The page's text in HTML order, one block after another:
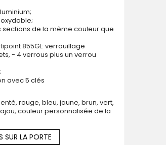
de la même couleur que
855GL: verrouillage
- 4 verrous plus un verrou
avec 5 clés
rouge, bleu, jaune, brun, vert,
couleur personnalisée de la
SUR LA PORTE